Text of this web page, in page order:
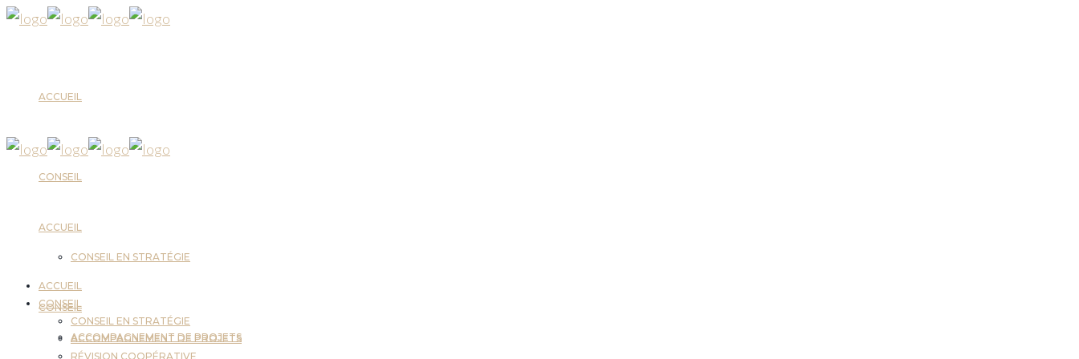
ACCUEIL
CONSEIL
CONSEIL EN STRATÉGIE
ACCOMPAGNEMENT DE PROJETS
ACCUEIL
CONSEIL
ACCUEIL
CONSEIL
CONSEIL EN STRATÉGIE
ACCOMPAGNEMENT DE PROJETS
RÉVISION COOPÉRATIVE